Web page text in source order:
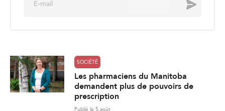
Envoyer
SOCIÉTÉ
Les pharmaciens du Manitoba
demandent plus de pouvoirs de
prescription
Publié le 5 août